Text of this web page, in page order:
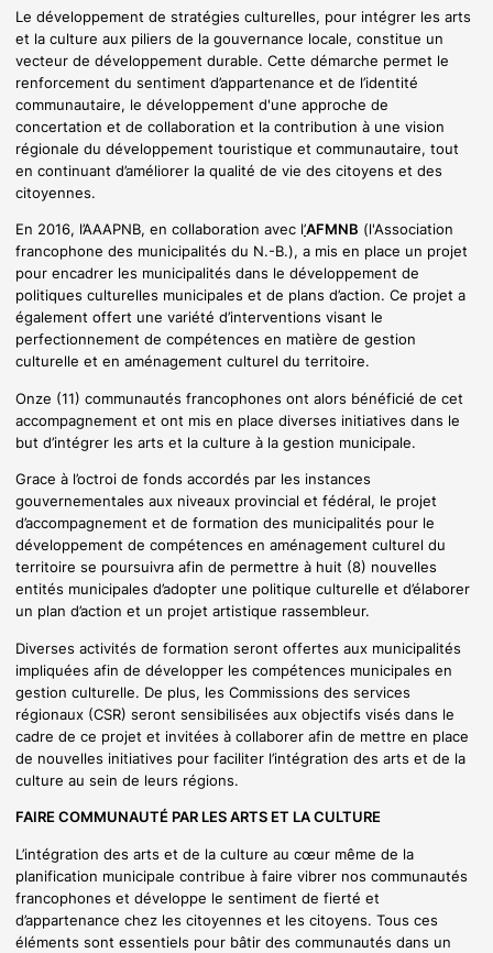
Le développement de stratégies culturelles, pour intégrer les arts
et la culture aux piliers de la gouvernance locale, constitue un
vecteur de développement durable. Cette démarche permet le
renforcement du sentiment d’appartenance et de l’identité
communautaire, le développement d'une approche de
concertation et de collaboration et la contribution à une vision
régionale du développement touristique et communautaire, tout
en continuant d’améliorer la qualité de vie des citoyens et des
citoyennes.
En 2016, l’AAAPNB, en collaboration avec l’AFMNB (l'Association
francophone des municipalités du N.-B.), a mis en place un projet
pour encadrer les municipalités dans le développement de
politiques culturelles municipales et de plans d’action. Ce projet a
également offert une variété d’interventions visant le
perfectionnement de compétences en matière de gestion
culturelle et en aménagement culturel du territoire.
Onze (11) communautés francophones ont alors bénéficié de cet
accompagnement et ont mis en place diverses initiatives dans le
but d’intégrer les arts et la culture à la gestion municipale.
Grace à l’octroi de fonds accordés par les instances
gouvernementales aux niveaux provincial et fédéral, le projet
d’accompagnement et de formation des municipalités pour le
développement de compétences en aménagement culturel du
territoire se poursuivra afin de permettre à huit (8) nouvelles
entités municipales d’adopter une politique culturelle et d’élaborer
un plan d’action et un projet artistique rassembleur.
Diverses activités de formation seront offertes aux municipalités
impliquées afin de développer les compétences municipales en
gestion culturelle. De plus, les Commissions des services
régionaux (CSR) seront sensibilisées aux objectifs visés dans le
cadre de ce projet et invitées à collaborer afin de mettre en place
de nouvelles initiatives pour faciliter l’intégration des arts et de la
culture au sein de leurs régions.
FAIRE COMMUNAUTÉ PAR LES ARTS ET LA CULTURE
L’intégration des arts et de la culture au cœur même de la
planification municipale contribue à faire vibrer nos communautés
francophones et développe le sentiment de fierté et
d’appartenance chez les citoyennes et les citoyens. Tous ces
éléments sont essentiels pour bâtir des communautés dans un